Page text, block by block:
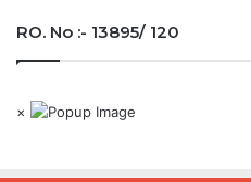
RO. No :- 13895/ 120
×